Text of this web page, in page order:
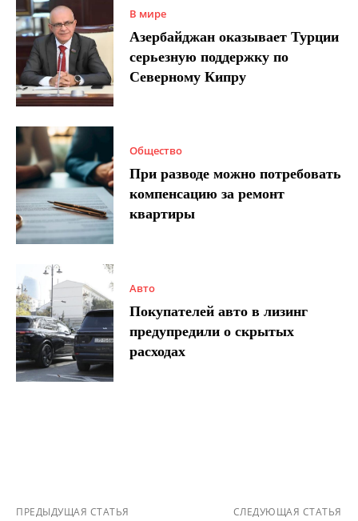
В мире
Азербайджан оказывает Турции
серьезную поддержку по
Северному Кипру
Общество
При разводе можно потребовать
компенсацию за ремонт
квартиры
Авто
Покупателей авто в лизинг
предупредили о скрытых
расходах
ПРЕДЫДУЩАЯ СТАТЬЯ СЛЕДУЮЩАЯ СТАТЬЯ